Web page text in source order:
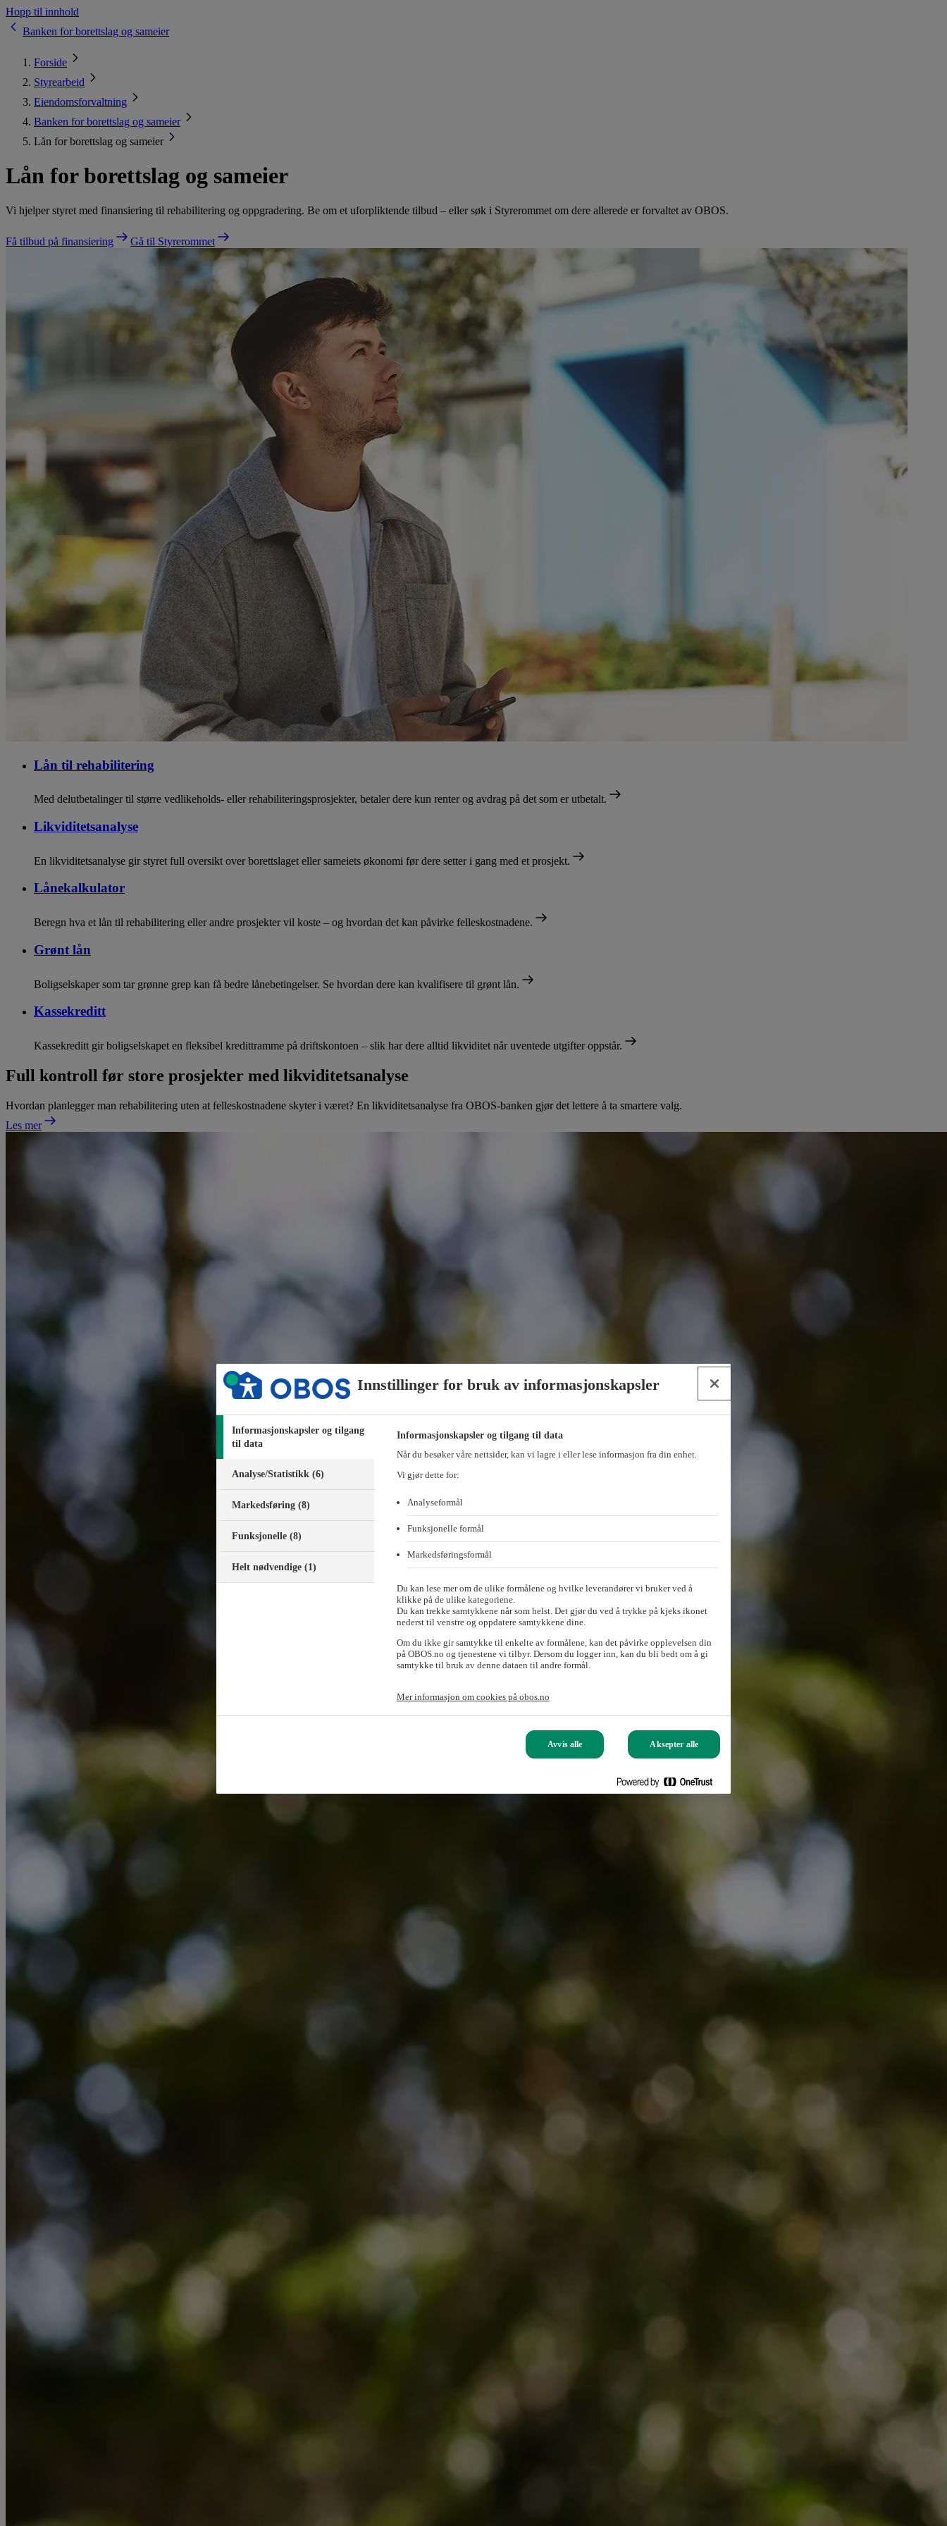
Hopp til innhold
Banken for borettslag og sameier
Forside
Styrearbeid
Eiendomsforvaltning
Banken for borettslag og sameier
Lån for borettslag og sameier
Lån for borettslag og sameier
Vi hjelper styret med finansiering til rehabilitering og oppgradering. Be om et uforpliktende tilbud – eller søk i Styrerommet om dere allerede er forvaltet av OBOS.
Få tilbud på finansiering Gå til Styrerommet
Lån til rehabilitering
Med delutbetalinger til større vedlikeholds- eller rehabiliteringsprosjekter, betaler dere kun renter og avdrag på det som er utbetalt.
Likviditetsanalyse
En likviditetsanalyse gir styret full oversikt over borettslaget eller sameiets økonomi før dere setter i gang med et prosjekt.
Lånekalkulator
Beregn hva et lån til rehabilitering eller andre prosjekter vil koste – og hvordan det kan påvirke felleskostnadene.
Grønt lån
Boligselskaper som tar grønne grep kan få bedre lånebetingelser. Se hvordan dere kan kvalifisere til grønt lån.
Kassekreditt
Kassekreditt gir boligselskapet en fleksibel kredittramme på driftskontoen – slik har dere alltid likviditet når uventede utgifter oppstår.
Full kontroll før store prosjekter med likviditetsanalyse
Hvordan planlegger man rehabilitering uten at felleskostnadene skyter i været? En likviditetsanalyse fra OBOS-banken gjør det lettere å ta smartere valg.
Les mer
Innstillinger for bruk av informasjonskapsler
Informasjonskapsler og tilgang
til data
Analyse/Statistikk (6)
Markedsføring (8)
Funksjonelle (8)
Helt nødvendige (1)
Informasjonskapsler og tilgang til data
Når du besøker våre nettsider, kan vi lagre i eller lese informasjon fra din enhet.
Vi gjør dette for:
Analyseformål
Funksjonelle formål
Markedsføringsformål
Du kan lese mer om de ulike formålene og hvilke leverandører vi bruker ved å
klikke på de ulike kategoriene.
Du kan trekke samtykkene når som helst. Det gjør du ved å trykke på kjeks ikonet
nederst til venstre og oppdatere samtykkene dine.
Om du ikke gir samtykke til enkelte av formålene, kan det påvirke opplevelsen din
på OBOS.no og tjenestene vi tilbyr. Dersom du logger inn, kan du bli bedt om å gi
samtykke til bruk av denne dataen til andre formål.
Mer informasjon om cookies på obos.no
Avvis alle Aksepter alle